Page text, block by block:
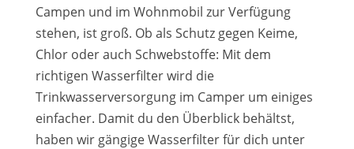
Campen und im Wohnmobil zur Verfügung
stehen, ist groß. Ob als Schutz gegen Keime,
Chlor oder auch Schwebstoffe: Mit dem
richtigen Wasserfilter wird die
Trinkwasserversorgung im Camper um einiges
einfacher. Damit du den Überblick behältst,
haben wir gängige Wasserfilter für dich unter